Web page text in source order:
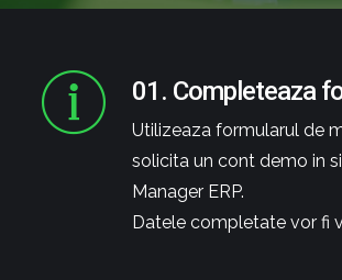
01. Completeaza
Utilizeaza formularul de
solicita un cont demo in
Manager ERP.
Datele completate vor fi